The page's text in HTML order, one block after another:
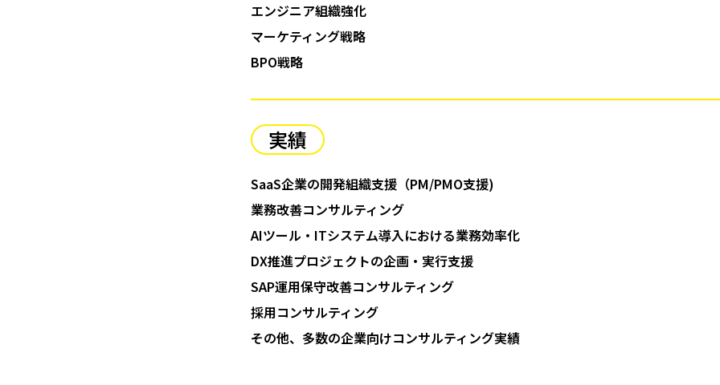
エンジニア組織強化
マーケティング戦略
BPO戦略
実績
SaaS企業の開発組織支援（PM/PMO支援)
業務改善コンサルティング
AIツール・ITシステム導入における業務効率化
DX推進プロジェクトの企画・実行支援
SAP運用保守改善コンサルティング
採用コンサルティング
その他、多数の企業向けコンサルティング実績